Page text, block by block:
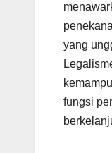
yang
fungsi